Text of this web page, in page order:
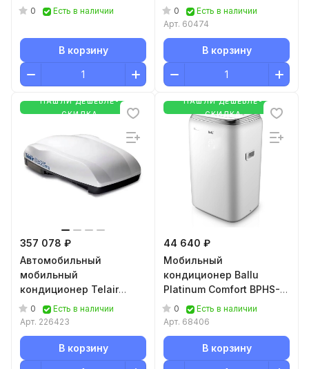
0 Есть в наличии
В корзину
0
Есть в наличии
Арт. 60474
В корзину
НАШЛИ ДЕШЕВЛЕ-
СКИДКА
357 078 ₽
Автомобильный
мобильный
кондиционер Telair
DUALCLIMA 12500H
0
Есть в наличии
Арт. 226423
В корзину
НАШЛИ ДЕШЕВЛЕ-
СКИДКА
44 640 ₽
Мобильный
кондиционер Ballu
Platinum Comfort BPHS-
15H
0
Есть в наличии
Арт. 68406
В корзину